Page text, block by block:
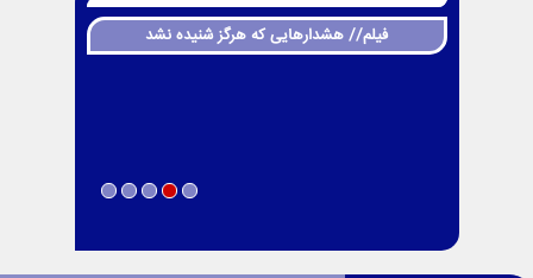
فیلم// هشدارهایی که هرگز شنیده نشد